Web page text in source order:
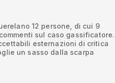
12 persone, di cui 9
sul caso gassificatore.
esternazioni di critica
un sasso dalla scarpa